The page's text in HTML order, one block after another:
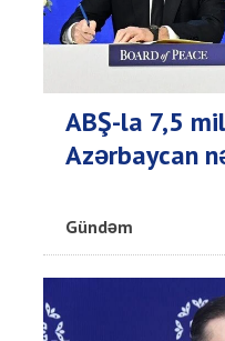
ABŞ-la 7,5
Azərbaycan
Gündəm